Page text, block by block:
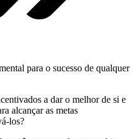
para o sucesso de qualquer
a dar o melhor de si e
alcançar as metas
los?